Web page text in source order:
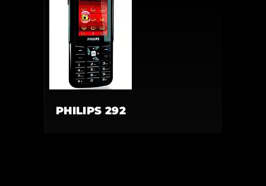
PHILIPS 292